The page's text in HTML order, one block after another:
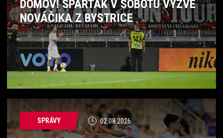
DOMOV! SPARTAK V SOBOTU VYZVE
NOVÁČIKA Z BYSTRICE
SPRÁVY 02.08.2026